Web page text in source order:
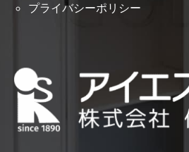
プライバシーポリシー